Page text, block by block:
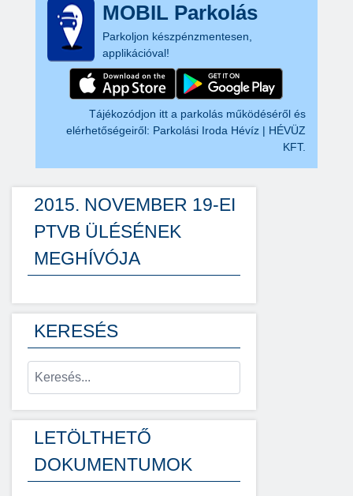
MOBIL Parkolás
Parkoljon készpénzmentesen,
applikációval!
Tájékozódjon itt a parkolás működéséről és
elérhetőségeiről: Parkolási Iroda Hévíz | HÉVÜZ
KFT.
2015. NOVEMBER 19-EI
PTVB ÜLÉSÉNEK
MEGHÍVÓJA
KERESÉS
LETÖLTHETŐ
DOKUMENTUMOK